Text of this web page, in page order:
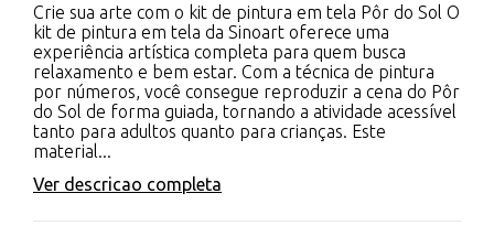
Crie sua arte com o kit de pintura em tela Pôr do Sol O
kit de pintura em tela da Sinoart oferece uma
experiência artística completa para quem busca
relaxamento e bem estar. Com a técnica de pintura
por números, você consegue reproduzir a cena do Pôr
do Sol de forma guiada, tornando a atividade acessível
tanto para adultos quanto para crianças. Este
material...
Ver descricao completa